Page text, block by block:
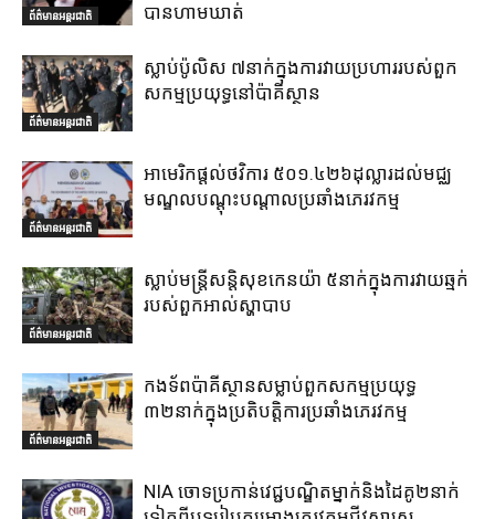
ព័ត៌មានអន្តរជាតិ
បានហាមឃាត់
ព័ត៌មានអន្តរជាតិ
ស្លាប់ប៉ូលិស ៧នាក់ក្នុងការវាយប្រហាររបស់ពួក
សកម្មប្រយុទ្ធនៅប៉ាគីស្ថាន
ព័ត៌មានអន្តរជាតិ
អាមេរិកផ្តល់ថវិការ ៥០១.៤២៦ដុល្លារដល់មជ្ឈ
មណ្ឌលបណ្តុះបណ្តាលប្រឆាំងភេរវកម្ម
ព័ត៌មានអន្តរជាតិ
ស្លាប់មន្ត្រីសន្តិសុខកេនយ៉ា ៥នាក់ក្នុងការវាយឆ្មក់
របស់ពួកអាល់ស្ហាបាប
ព័ត៌មានអន្តរជាតិ
កងទ័ពប៉ាគីស្ថានសម្លាប់ពួកសកម្មប្រយុទ្ធ
៣២នាក់ក្នុងប្រតិបត្តិការប្រឆាំងភេរវកម្ម
NIA ចោទប្រកាន់វេជ្ជបណ្ឌិតម្នាក់និងដៃគូ២នាក់